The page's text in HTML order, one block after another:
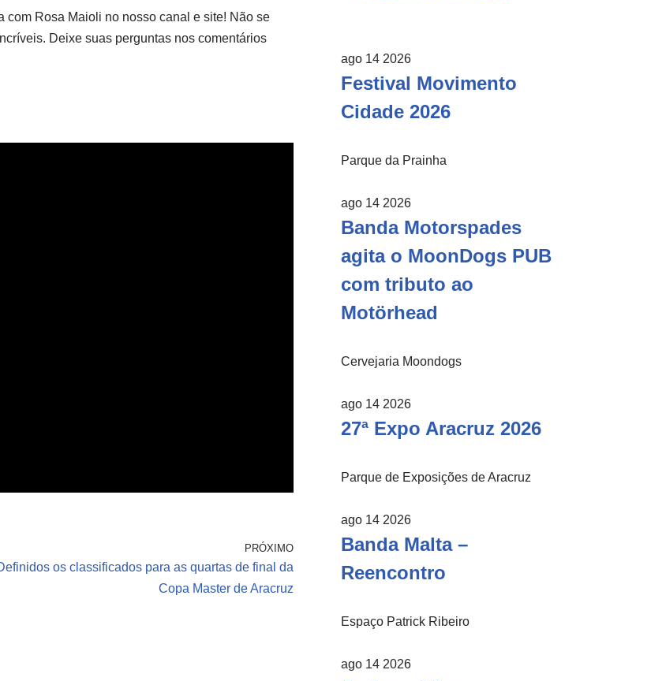
com Rosa Maioli no nosso canal e site! Não se
Deixe suas perguntas nos comentários
PRÓXIMO
os classificados para as quartas de final da
Copa Master de Aracruz
ago 14 2026
Festival Movimento
Cidade 2026
Parque da Prainha
ago 14 2026
Banda Motorspades
agita o MoonDogs PUB
com tributo ao
Motörhead
Cervejaria Moondogs
ago 14 2026
27ª Expo Aracruz 2026
Parque de Exposições de Aracruz
ago 14 2026
Banda Malta –
Reencontro
Espaço Patrick Ribeiro
ago 14 2026